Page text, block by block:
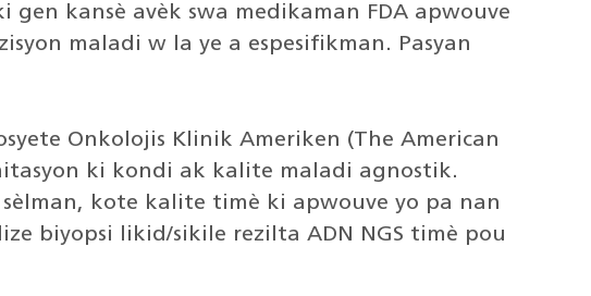
gen kansè avèk swa medikaman FDA apwouve
maladi w la ye a espesifikman. Pasyan
Onkolojis Klinik Ameriken (The American
ki kondi ak kalite maladi agnostik.
kote kalite timè ki apwouve yo pa nan
biyopsi likid/sikile rezilta ADN NGS timè pou